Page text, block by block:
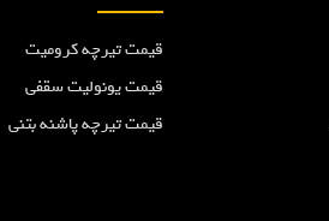
u
s
p
o
قیمت تیرچه کرومیت
قیمت یونولیت سقفی
قیمت تیرچه پاشنه بتنی